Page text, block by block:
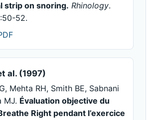
strip on snoring. Rhinology.
52.
al. (1997)
Mehta RH, Smith BE, Sabnani
MJ. Évaluation objective du
Right pendant l’exercice